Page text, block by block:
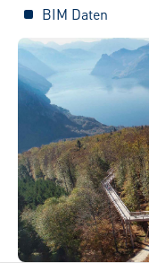
BIM Daten